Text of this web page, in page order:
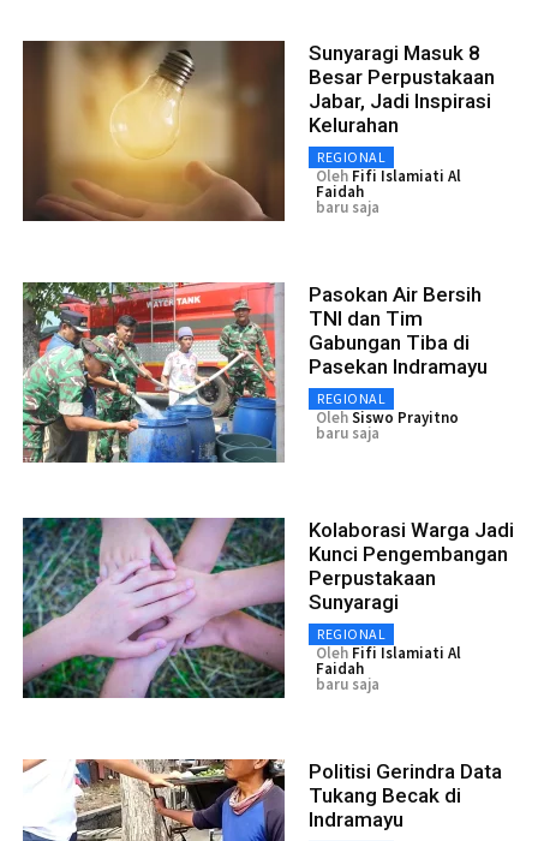
Sunyaragi Masuk 8
Besar Perpustakaan
Jabar, Jadi Inspirasi
Kelurahan
REGIONAL
Oleh Fifi Islamiati Al
Faidah
baru saja
Pasokan Air Bersih
TNI dan Tim
Gabungan Tiba di
Pasekan Indramayu
REGIONAL
OlehSiswo Prayitno
baru saja
Kolaborasi Warga Jadi
Kunci Pengembangan
Perpustakaan
Sunyaragi
REGIONAL
Oleh Fifi Islamiati Al
Faidah
baru saja
Politisi Gerindra Data
Tukang Becak di
Indramayu